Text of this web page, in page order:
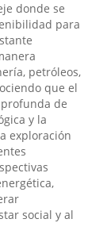
donde se
para
petróleos,
que el
de
y la
exploración
social y al